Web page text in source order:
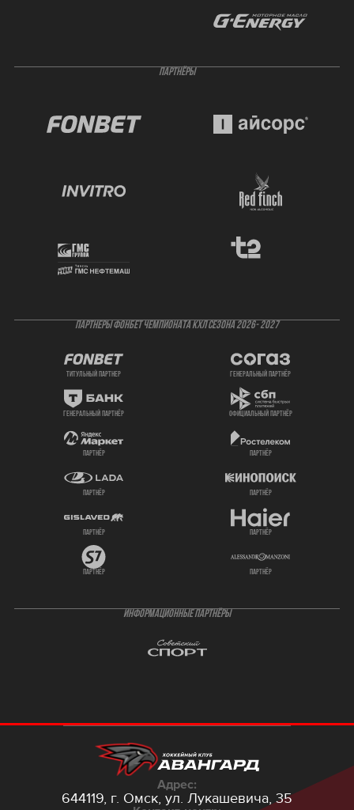
ПАРТНЁРЫ
ПАРТНЕРЫ ФОНБЕТ ЧЕМПИОНАТА КХЛ СЕЗОНА 2026- 2027
титульный партнер генеральный партнёр
генеральный партнёр официальный партнёр
партнёр партнёр
партнёр партнёр
партнёр партнёр
партнёр партнёр
ИНФОРМАЦИОННЫЕ ПАРТНЁРЫ
Адрес:
644119, г. Омск, ул. Лукашевича, 35